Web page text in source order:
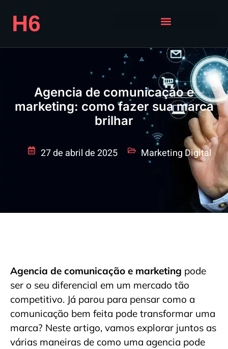
Agencia de comunicação e
marketing: como fazer sua marca
brilhar
27 de abril de 2025 Marketing Digital
Agencia de comunicação e marketing pode
ser o seu diferencial em um mercado tão
competitivo. Já parou para pensar como a
comunicação bem feita pode transformar uma
marca? Neste artigo, vamos explorar juntos as
várias maneiras de como uma agencia pode